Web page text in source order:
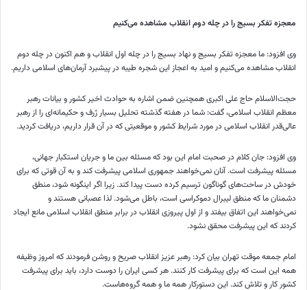
معجزه تفکر بسیج را در چله دوم انقلاب مشاهده می‌کنیم
وی افزود: ما معجزه تفکر بسیج و نهاد بسیج را در چله اول انقلاب و هم اکنون در چله دوم
انقلاب مشاهده می‌کنیم و امید به اعجاز این شجره طیبه در پیشبرد آرمان‌های اسلامی داریم.
حجت‌الاسلام حاج علی اکبری همچنین ضمن اشاره به حوادث اخیر کشور و بیانات رهبر
معظم انقلاب اسلامی، گفت: شما در هفته گذشته تحلیل بسیار ژرف و حکیمانه‌ای را از رهبر
عالی‌قدر انقلاب اسلامی در مورد شرایط کشور و موقعیتی که در آن قرار داریم، دریافت کردید.
وی افزود: جان کلام در صحبت امام این بود که مسئله بین ما و جریان استکبار جهانی،
مسئله پیشرفت است. آنان نمی‌خواهند جمهوری اسلامی پیشرفت کند و به آن قوتی که برای
خودش در ساحت‌های گوناگون ترسیم کرده دست پیدا کند. زیرا اگر اینگونه شود، منطق
دشمنان ما که منطق لیبرال دموکراسی است، باطل می‌شود. لذا عصبانی هستند و
نمی‌خواهند این اتفاق بیفتد و از اول پیروزی انقلاب در برابر منطق انقلاب اسلامی مانع ایجاد
کردند که این پیشرفت محقق نشود.
امام جمعه موقت تهران بیان کرد: رهبر عزیز انقلاب صریح و روشن فرمودند که امروز وظیفه
همه این است که برای پیشرفت کار کنند. هر کسی ایران را دوست دارد، باید برای پیشرفت
کشور کار و تلاش کند. این دستورکار همه ما و همه گروه‌هاست.